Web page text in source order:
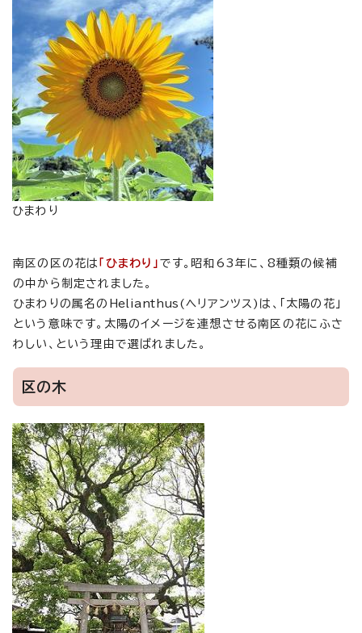
ひまわり
南区の区の花は 「ひまわり」 です。昭和63年に、8種類の候補
の中から制定されました。
ひまわりの属名の Helianthus (ヘリアンツス)は、「太陽の花」
という意味です。太陽のイメージを連想させる南区の花にふさ
わしい、という理由で選ばれました。
区の木